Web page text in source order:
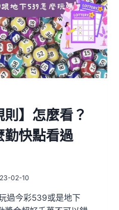
則】怎麼看？
快點看過
02-10
過今彩539或是地下